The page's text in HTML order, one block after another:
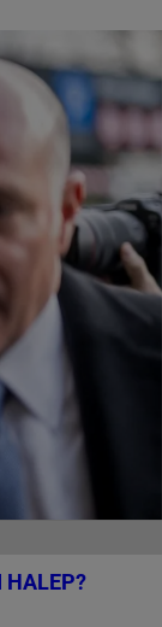
HALEP?